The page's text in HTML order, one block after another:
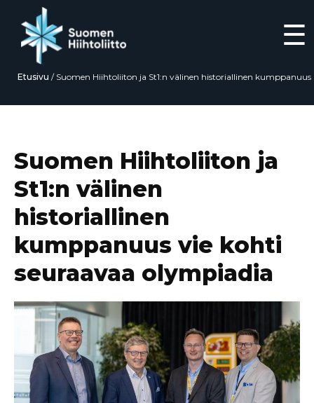
☰
Etusivu / Suomen Hiihtoliiton ja St1:n välinen historiallinen kumppanuus
Suomen Hiihtoliiton ja
St1:n välinen
historiallinen
kumppanuus vie kohti
seuraavaa olympiadia